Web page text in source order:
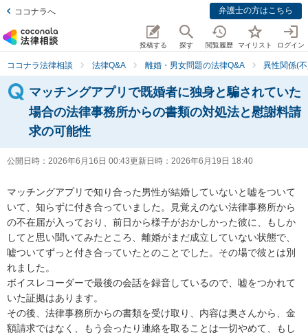
ココナラへ 弁護士の方はこちら
投稿する 探す 閲覧履歴 マイリスト ログイン
ココナラ法律相談 法律Q&A 離婚・男女問題の法律Q&A 異性関係(
マッチングアプリで既婚者に独身と騙されていた
場合の法律事務所からの書類の対処法と慰謝料請
求の可能性
公開日時： 2026年6月16日 00:43更新日時： 2026年6月19日 18:40
マッチングアプリで知り合った男性が結婚していないと嘘をついて
いて、知らずに付き合っていました。見覚えのない法律事務所から
の不在届が入っており、前日から様子がおかしかった彼に、もしか
してと思い聞いてみたところ、離婚がまだ成立していない状態で、
嘘ついてずっと付き合っていたとのことでした。その場で彼とは別
れました。
ボイスレコーダーで最後の会話を録音しているので、嘘をつかれて
いた証拠はあります。
その後、法律事務所からの書類を受け取り、内容は奥さんから、金
額請求ではなく、もう会ったり連絡を取ることは一切やめて、もし